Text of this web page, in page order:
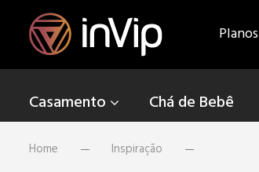
Planos
Casamento Chá de Bebê
Home Inspiração